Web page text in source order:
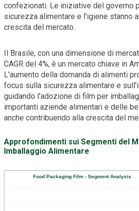
confezionati. Le iniziative del governo
sicurezza alimentare e l'igiene stanno
crescita del mercato.
Il Brasile, con una dimensione di
CAGR del 4%, è un mercato chiave in
L'aumento della domanda di alimenti
focus sulla sicurezza alimentare e
guidando l'adozione di film per
importanti aziende alimentari e delle
anche contribuendo alla crescita del
Approfondimenti sui Segmenti del
Imballaggio Alimentare